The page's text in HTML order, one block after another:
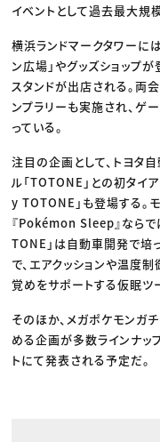
イベントとして過去最大規
横浜ランドマークタワーに
ン広場」やグッズショップ
スタンドが出店される。両
ンプラリーも実施され、ゲ
っている。
注目の企画として、トヨタ
ル「TOTONE」との初タイ
y TOTONE」も登場する。
『Pokémon Sleep』ならで
TONE」は自動車開発で培
で、エアクッションや温度
覚めをサポートする仮眠ツ
そのほか、メガポケモンガ
める企画が多数ラインナッ
トにて発表される予定だ。